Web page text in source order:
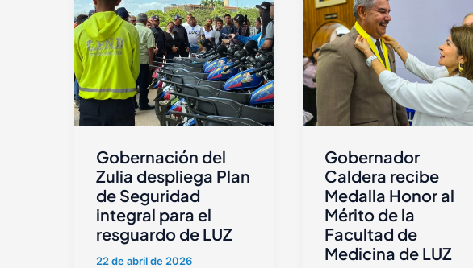
Gobernación del
Zulia despliega Plan
de Seguridad
integral para el
resguardo de LUZ
22 de abril de 2026
Gobernador
Caldera recibe
Medalla Honor al
Mérito de la
Facultad de
Medicina de LUZ